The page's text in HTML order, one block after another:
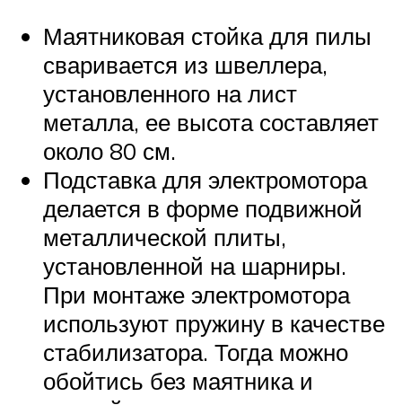
Маятниковая стойка для пилы
сваривается из швеллера,
установленного на лист
металла, ее высота составляет
около 80 см.
Подставка для электромотора
делается в форме подвижной
металлической плиты,
установленной на шарниры.
При монтаже электромотора
используют пружину в качестве
стабилизатора. Тогда можно
обойтись без маятника и